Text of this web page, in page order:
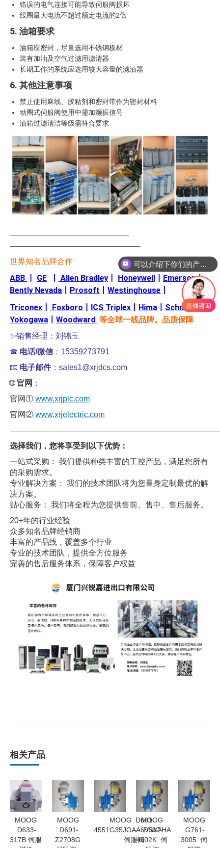
错误的电气连接可能导致伺服阀损坏
线圈最大电流不超过额定电流的2倍
5. 油箱要求
油箱应密封，尽量选用不锈钢板材
装有加油及空气过滤用滤清器
长期工作的系统应选用较大容量的滤油器
6. 其他注意事项
禁止使用麻线、胶粘剂和密封带作为密封材料
动圈式伺服阀使用中需加颤振信号
油箱过滤清洁等级需符合要求
—————————————————-
———————————————————
世界知名品牌合作
ABB GE Allen Bradley Honeywell Emerson丨
Bently Nevada
Prosoft Westinghouse
Triconex
Foxboro ICS Triplex Hima Schneider丨
Yokogawa
Woodward 等全球一线品牌。品质保障
✨销售经理：刘锦玉
☎ 电话/微信：15359273791
📧 电子邮件：sales1@xrjdcs.com
🌐官网 ：
官网① www.xrjplc.com
官网② www.xrjelectric.com
选择我们，您将享受到以下优势：
一站式采购： 我们提供种类丰富的工控产品，满足您所有
的采购需求。
专业解决方案： 我们的技术团队将为您量身定制最优的解
决方案。
贴心服务： 我们将全程为您提供售前、售中、售后服务。
20+年的行业经验
众多知名品牌经销商
丰富的产品线，覆盖多个行业
专业的技术团队，提供全方位服务
完善的售后服务体系，保障客户权益
相关产品
MOOG
D633-
317B 伺服
MOOG
D691-
Z2708G
MOOG D661-
4551G35JOAA6VSX2HA
伺服阀
MOOG
D662-
4602K 伺
MOOG
G761-
3005 伺
你们是怎么收费的呢